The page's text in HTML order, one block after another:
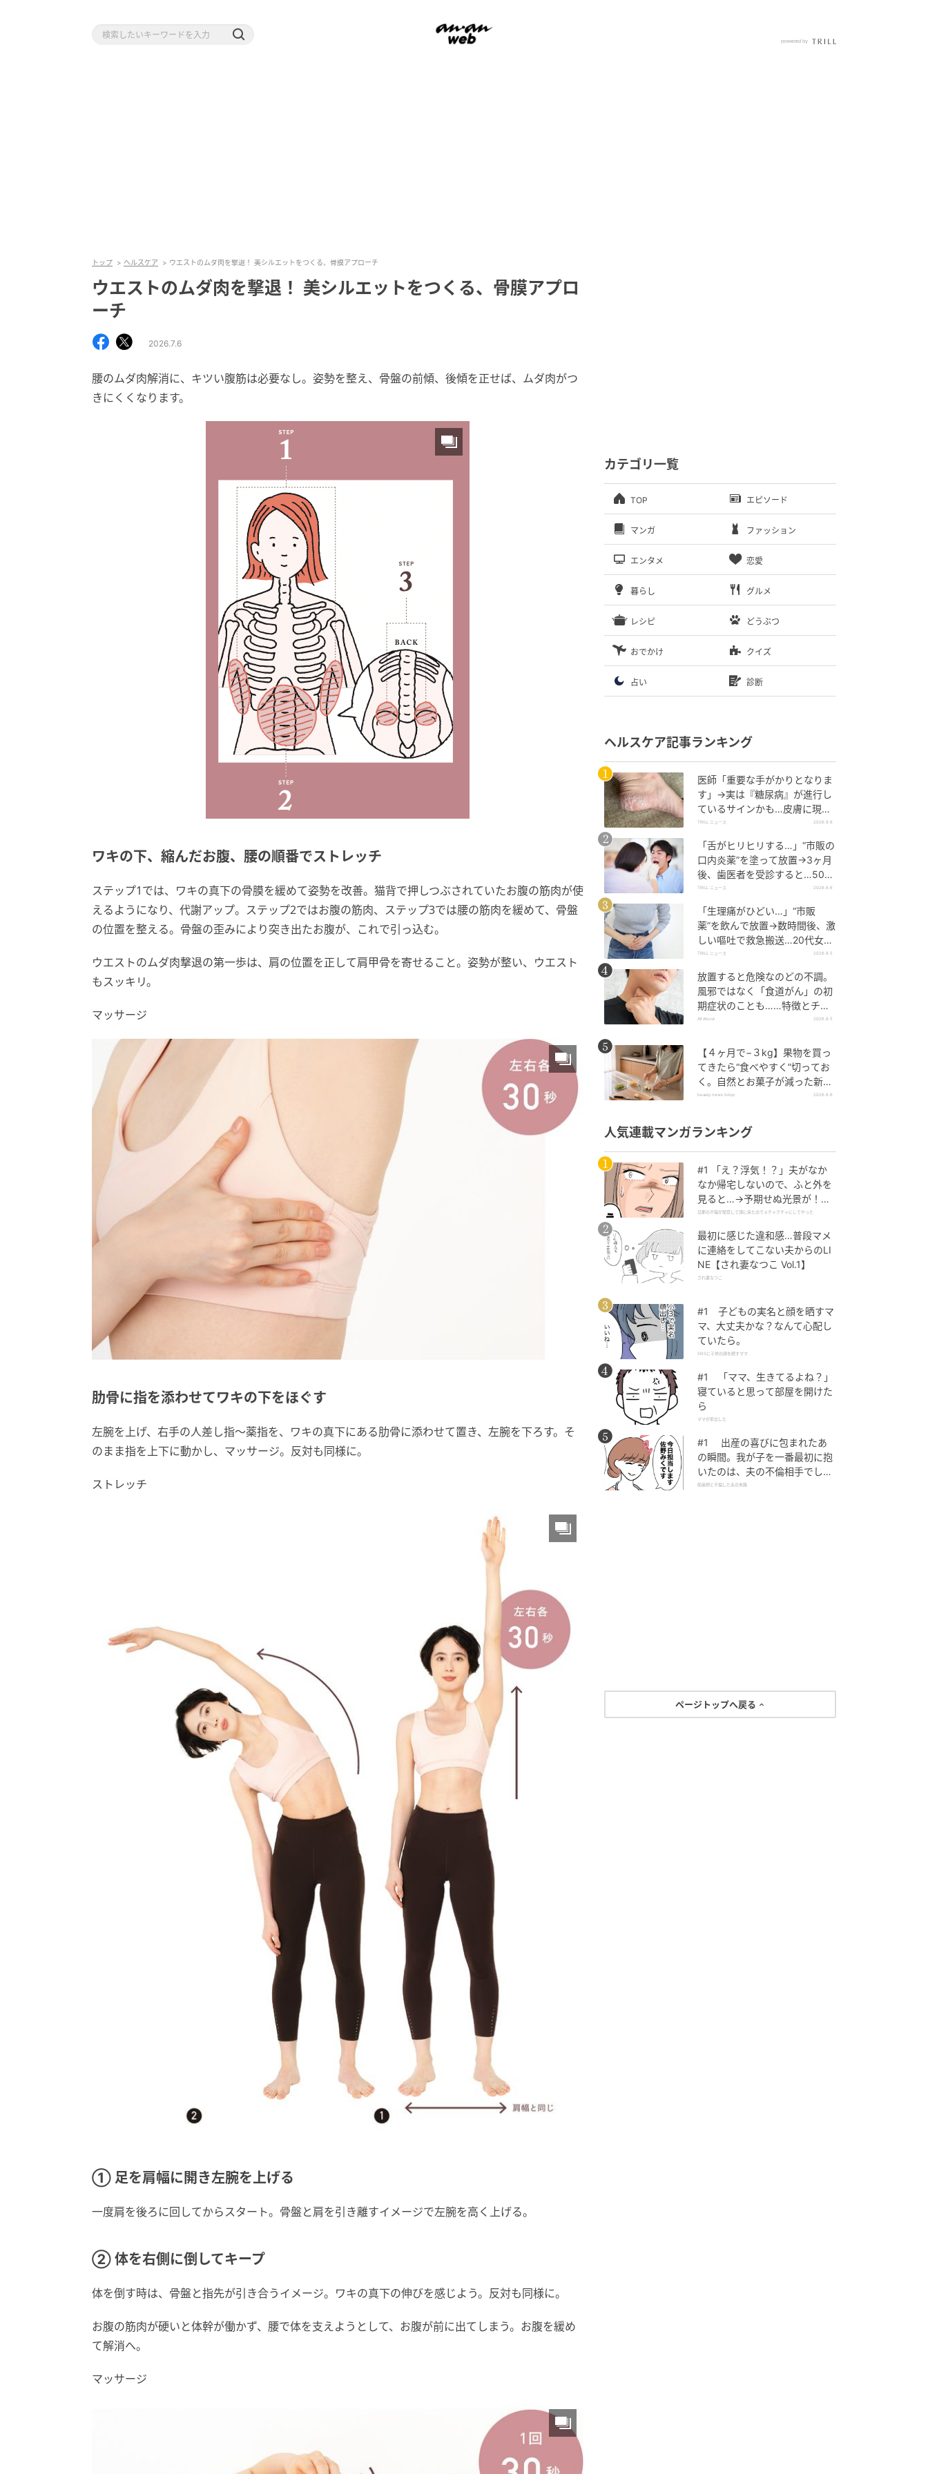
トップ ヘルスケア ウエストのムダ肉を撃退！ 美シルエットをつくる、骨膜アプローチ
ウエストのムダ肉を撃退！ 美シルエットをつくる、骨膜アプロ
ーチ
2026.7.6
腰のムダ肉解消に、キツい腹筋は必要なし。姿勢を整え、骨盤の前傾、後傾を正せば、ムダ肉がつ
きにくくなります。
ワキの下、縮んだお腹、腰の順番でストレッチ
ステップ1では、ワキの真下の骨膜を緩めて姿勢を改善。猫背で押しつぶされていたお腹の筋肉が使
えるようになり、代謝アップ。ステップ2ではお腹の筋肉、ステップ3では腰の筋肉を緩めて、骨盤
の位置を整える。骨盤の歪みにより突き出たお腹が、これで引っ込む。
ウエストのムダ肉撃退の第一歩は、肩の位置を正して肩甲骨を寄せること。姿勢が整い、ウエスト
もスッキリ。
マッサージ
肋骨に指を添わせてワキの下をほぐす
左腕を上げ、右手の人差し指～薬指を、ワキの真下にある肋骨に添わせて置き、左腕を下ろす。そ
のまま指を上下に動かし、マッサージ。反対も同様に。
ストレッチ
① 足を肩幅に開き左腕を上げる
一度肩を後ろに回してからスタート。骨盤と肩を引き離すイメージで左腕を高く上げる。
② 体を右側に倒してキープ
体を倒す時は、骨盤と指先が引き合うイメージ。ワキの真下の伸びを感じよう。反対も同様に。
お腹の筋肉が硬いと体幹が働かず、腰で体を支えようとして、お腹が前に出てしまう。お腹を緩め
て解消へ。
マッサージ
カテゴリ一覧
TOP エピソード
マンガ ファッション
エンタメ 恋愛
暮らし グルメ
レシピ どうぶつ
おでかけ クイズ
占い 診断
ヘルスケア記事ランキング
医師「重要な手がかりとなりま
す」→実は『糖尿病』が進行し
ているサインかも…皮膚に現れ
る“3つの危険な変化”
TRILL ニュース 2026.8.6
「舌がヒリヒリする…」“市販の
口内炎薬”を塗って放置→3ヶ月
後、歯医者を受診すると…50代
男性に告げられた“恐ろしい診
TRILL ニュース 2026.8.6
「生理痛がひどい…」“市販
薬”を飲んで放置→数時間後、激
しい嘔吐で救急搬送…20代女性
を待ち受けていた“恐ろしい病
TRILL ニュース 2026.8.5
放置すると危険なのどの不調。
風邪ではなく「食道がん」の初
期症状のことも……特徴とチェ
ックポイント
All About 2026.8.5
【４ヶ月で−３kg】果物を買っ
てきたら“食べやすく”切ってお
く。自然とお菓子が減った新習
慣
beauty news tokyo 2026.8.6
人気連載マンガランキング
#1 「え？浮気！？」夫がなか
なか帰宅しないので、ふと外を
見ると…→予期せぬ光景が！｜
旦那の不倫が発覚して頭に来た
旦那の不倫が発覚して頭に来たのでメチャクチャにしてやった
最初に感じた違和感…普段マメ
に連絡をしてこない夫からのLI
NE【され妻なつこ Vol.1】
され妻なつこ
#1 子どもの実名と顔を晒すマ
マ、大丈夫かな？なんて心配し
ていたら。
SNSに子供の顔を晒すママ
#1 「ママ、生きてるよね？」
寝ていると思って部屋を開けた
ら
ママが家出した
#1 出産の喜びに包まれたあ
の瞬間。我が子を一番最初に抱
いたのは、夫の不倫相手でし
た。
助産師と不倫した夫の末路
ページトップへ戻る